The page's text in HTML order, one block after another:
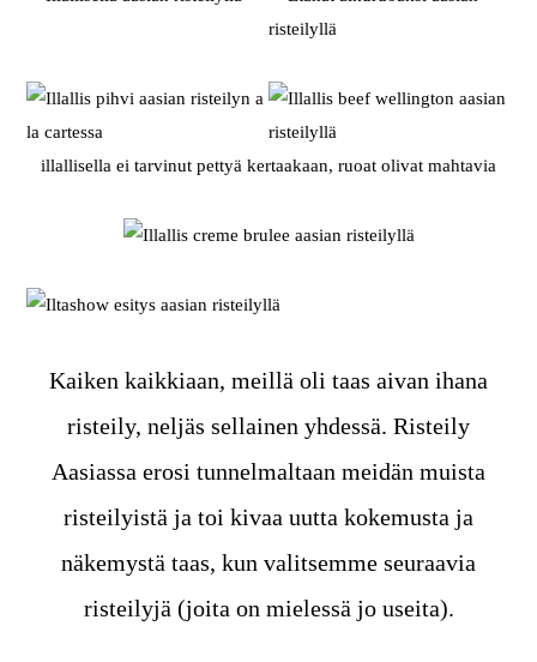
illallisella ei tarvinut pettyä kertaakaan, ruoat olivat mahtavia
Kaiken kaikkiaan, meillä oli taas aivan ihana
risteily, neljäs sellainen yhdessä. Risteily
Aasiassa erosi tunnelmaltaan meidän muista
risteilyistä ja toi kivaa uutta kokemusta ja
näkemystä taas, kun valitsemme seuraavia
risteilyjä (joita on mielessä jo useita).